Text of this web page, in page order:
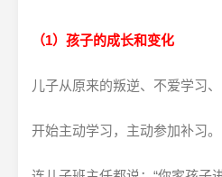
（1）孩子的成长和变化
儿子从原来的叛逆、不爱学习、
开始主动学习，主动参加补习。